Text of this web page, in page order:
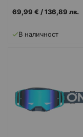
69,99 € /136,89 лв.
В наличност